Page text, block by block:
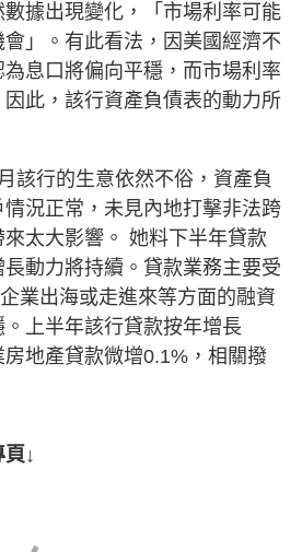
據出現變化，「市場利率可能
」。有此看法，因美國經濟不
息口將偏向平穩，而市場利率
此，該行資產負債表的動力所
該行的生意依然不俗，資產負
況正常，未見內地打擊非法跨
太大影響。 她料下半年貸款
動力將持續。貸款業務主要受
業出海或走進來等方面的融資
上半年該行貸款按年增長
地產貸款微增0.1%，相關撥
↓